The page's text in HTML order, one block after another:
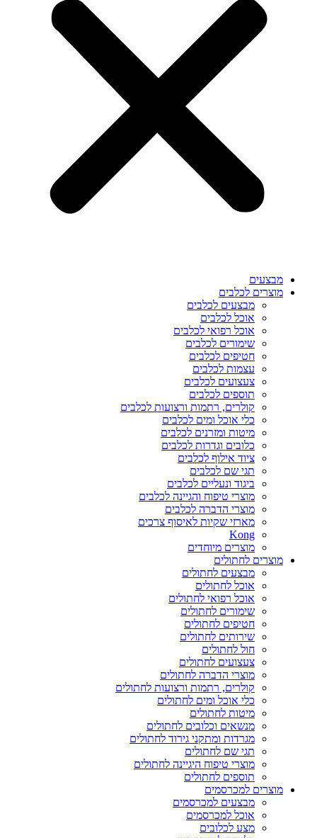
מבצעים
מוצרים לכלבים
מבצעים לכלבים
אוכל לכלבים
אוכל רפואי לכלבים
שימורים לכלבים
חטיפים לכלבים
עצמות לכלבים
צעצועים לכלבים
תוספים לכלבים
קולרים, רתמות ורצועות לכלבים
כלי אוכל ומים לכלבים
מיטות ומזרנים לכלבים
כלובים וגדרות לכלבים
ציוד אילוף לכלבים
תגי שם לכלבים
ביגוד ונעליים לכלבים
מוצרי טיפוח והגיינה לכלבים
מוצרי הדברה לכלבים
מארזי שקיות לאיסוף צרכים
Kong
מוצרים מיוחדים
מוצרים לחתולים
מבצעים לחתולים
אוכל לחתולים
אוכל רפואי לחתולים
שימורים לחתולים
חטיפים לחתולים
שירותים לחתולים
חול לחתולים
צעצועים לחתולים
מוצרי הדברה לחתולים
קולרים, רתמות ורצועות לחתולים
כלי אוכל ומים לחתולים
מיטות לחתולים
מנשאים וכלובים לחתולים
מגרדות ומתקני גירוד לחתולים
תגי שם לחתולים
מוצרי טיפוח היגיינה לחתולים
תוספים לחתולים
מוצרים למכרסמים
מבצעים למכרסמים
אוכל למכרסמים
מצע לכלובים